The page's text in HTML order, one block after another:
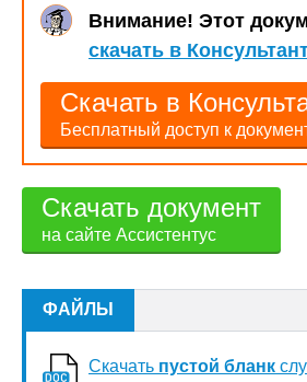
Внимание! Этот
скачать в
Скачать в
Бесплатный доступ к
Скачать документ
на сайте Ассистентус
ФАЙЛЫ
Скачать пустой бланк